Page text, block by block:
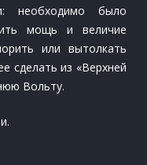
необходимо было
мощь и величие
или вытолкать
сделать из «Верхней
Вольту.